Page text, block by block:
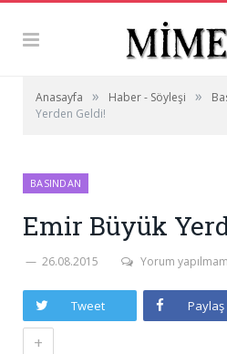
Anasayfa » Haber - Söyleşi »
Yerden Geldi!
BASINDAN
Emir Büyük
26.08.2015 Yorum
Tweet Paylaş
+